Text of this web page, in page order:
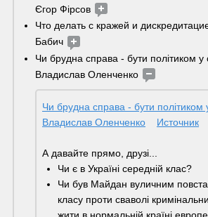
Єгор Фірсов
Что делать с кражей и
Бабич
Чи брудна справа - бути політиком у
Владислав Оленченко
Чи брудна справа - бути політиком у
Владислав Оленченко
Источник
А давайте прямо, друзі...
Чи є в Україні середній клас?
Чи був Майдан вуличним
класу проти сваволі